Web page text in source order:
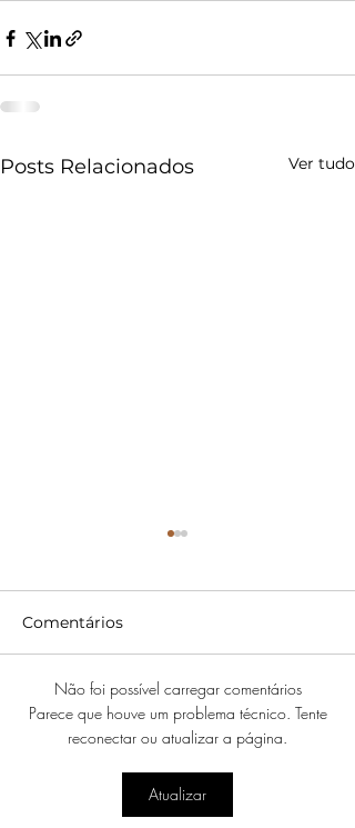
Posts Relacionados Ver tudo
The Morning Show Vai
Acabar na 5ª
Comentários
Não foi possível carregar comentários
Parece que houve um problema técnico. Tente
reconectar ou atualizar a página.
Atualizar